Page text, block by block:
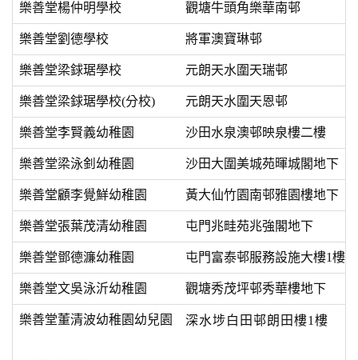
樂善堂楊仲明學校 觀塘牛頭角樂華南邨
樂善堂劉德學校 將軍澳寶琳邨
樂善堂梁銶琚學校 元朗天水圍天瑞邨
樂善堂梁銶琚學校(分校) 元朗天水圍天恩邨
樂善堂李賢義幼稚園 沙田水泉澳邨映泉樓二樓
樂善堂梁泳釗幼稚園 沙田大圍美城苑暉城閣地下
樂善堂顧李覺鮮幼稚園 黃大仙竹園南邨雅園樓地下
樂善堂張葉茂清幼稚園 屯門兆畦苑兆強閣地下
樂善堂鄧德濂幼稚園 屯門富泰邨服務設施大樓1樓2
樂善堂文吳泳沂幼稚園 觀塘秀茂坪邨秀華樓地下
樂善堂董清波幼稚園幼兒園 深水埗白田邨 朗田樓1樓